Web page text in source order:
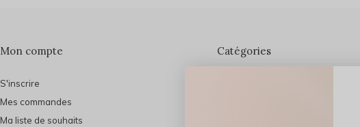
Mon compte
S'inscrire
Mes commandes
Ma liste de souhaits
Catégories